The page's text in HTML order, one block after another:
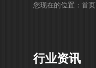
您现在的位置：首页
行业资讯